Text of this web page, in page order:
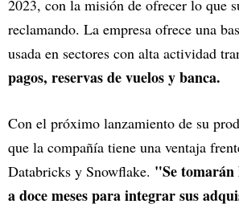
2023, con la misión de ofrecer lo que
reclamando. La empresa ofrece una
usada en sectores con alta actividad
pagos, reservas de vuelos y banca.
Con el próximo lanzamiento de su
que la compañía tiene una ventaja
Databricks y Snowflake. "Se tomarán
a doce meses para integrar sus